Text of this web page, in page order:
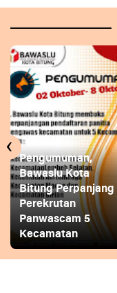
Pengumuman,
Bawaslu Kota
Bitung Perpanjang
Perekrutan
Panwascam 5
Kecamatan
‹